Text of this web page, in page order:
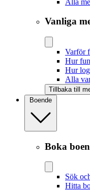
Vanliga
Varför
Hur
Hur
Alla
Tillbaka till
Boende
Boka
Sök
Hitta